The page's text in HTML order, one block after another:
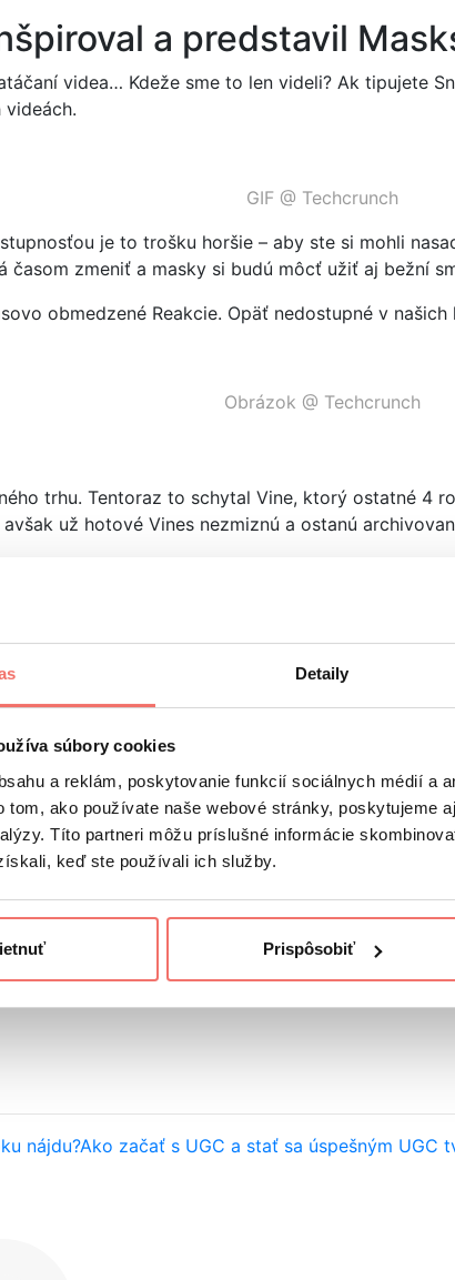
Detaily
súbory cookies
a reklám, poskytovanie funkcií sociálnych médií a
tom, ako používate naše webové stránky, poskytujeme
Títo partneri môžu príslušné informácie
keď ste používali ich služby.
Prispôsobiť
a predstavil
videa… Kdeže sme to len videli? Ak tipujete
GIF @ Techcrunch
je to trošku horšie – aby ste si mohli
časom zmeniť a masky si budú môcť užiť aj bežní
obmedzené Reakcie. Opäť nedostupné v
Obrázok @ Techcrunch
trhu. Tentoraz to schytal Vine, ktorý ostatné 4
už hotové Vines nezmiznú a ostanú
vedzte, že Vine dokázal jednoducho
častí, napr. do príbehov.
Stories? Dobre vidíte, práve to sú vrahovia
to, čo tvorcovia museli
sa na obrazovke zjaví screen s výberom
cez Anotácie.Doteraz.
riešia presne túto funkcionalitu. Výhodou je, že
kanál prostredníctvom videí, End Screens určite
nájdu?Ako začať s UGC a stať sa úspešným UGC